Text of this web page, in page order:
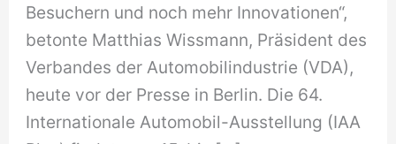
Besuchern und noch mehr Innovationen“,
betonte Matthias Wissmann, Präsident des
Verbandes der Automobilindustrie (VDA),
heute vor der Presse in Berlin. Die 64.
Internationale Automobil-Ausstellung (IAA